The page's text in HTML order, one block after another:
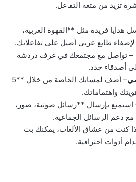
تزيد من متعة التفاعل.
هدايا فريدة مثل **القهوة العربية،
لإضفاء طابع عربي أصيل على تفاعلاتك.
– تواصل مع مجتمعك في غرف دردشة
أصدقاء جدد.
– أضف لمساتك الخاصة من خلال **5
واهتماماتك.
استمتع بإرسال **رسائل صوتية، صور،
دعم الرسائل الجماعية.
كنت من عشاق الألعاب، يمكنك بث